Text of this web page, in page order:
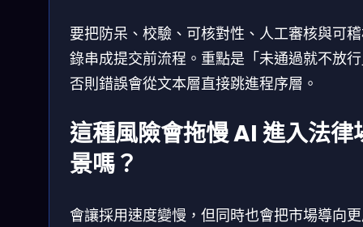
要把防呆、校驗、可核對性、人工審核與可
錄串成提交前流程。重點是「未通過就不放
否則錯誤會從文本層直接跳進程序層。
這種風險會拖慢 AI 進入法律
景嗎？
會讓採用速度變慢，但同時也會把市場導向